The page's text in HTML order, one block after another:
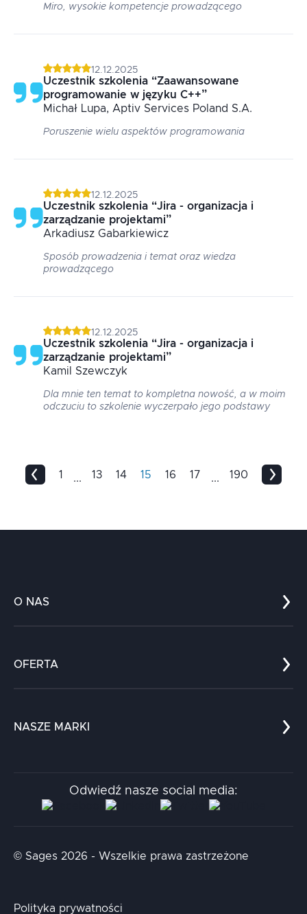
Miro, wysokie kompetencje prowadzącego
12.12.2025
Uczestnik szkolenia “Zaawansowane
programowanie w języku C++”
Michał Lupa, Aptiv Services Poland S.A.
Poruszenie wielu aspektów programowania
12.12.2025
Uczestnik szkolenia “Jira - organizacja i
zarządzanie projektami”
Arkadiusz Gabarkiewicz
Sposób prowadzenia i temat oraz wiedza
prowadzącego
12.12.2025
Uczestnik szkolenia “Jira - organizacja i
zarządzanie projektami”
Kamil
Szewczyk
Dla mnie ten temat to kompletna nowość, a w moim
odczuciu to szkolenie wyczerpało jego podstawy
1 ... 13 14 15 16 17 ... 190
O NAS
Kariera
Kontakt
OFERTA
Chatboty
NASZE MARKI
Aidapta
AI & NLP Day
Odwiedź nasze social media:
© Sages 2026 - Wszelkie prawa zastrzeżone
Polityka prywatności